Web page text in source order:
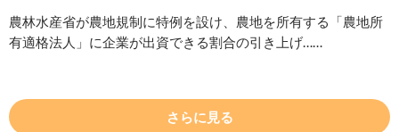
農林水産省が農地規制に特例を設け、農地を所有する「農地所
有適格法人」に企業が出資できる割合の引き上げ……
さらに見る